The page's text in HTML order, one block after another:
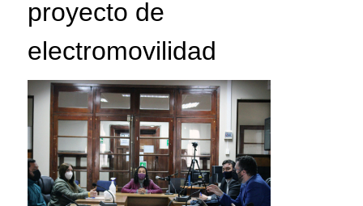
proyecto de
electromovilidad